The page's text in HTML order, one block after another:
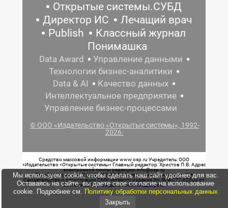
Открытые системы.СУБД
Директор ИС
Лечащий врач
Publish
Классный журнал
Понимашка
Data Award
Управление данными
Технологии бизнес-аналитики
Data & AI
Качество данных
Интеллектуальное предприятие
Управление бизнес-процессами
© ООО «Издательство «Открытые системы», 1992-
2026.
Средство массовой информации www.osp.ru Учредитель: ООО
«Издательство «Открытые системы» Главный редактор: Христов П.В. Адрес
электронной почты редакции: info@osp.ru
Телефон редакции: 7 (499) 703-18-54 Возрастная маркировка: 12+
Свидетельство о регистрации СМИ сетевого издания Эл.№ ФС77-62008 от
05 июня 2015 г. выдано Роскомнадзором.
Мы используем cookie, чтобы сделать наш сайт удобнее для вас.
Оставаясь на сайте, вы даете свое согласие на использование
cookie. Подробнее см. Политику обработки персональных данных
Закрыть